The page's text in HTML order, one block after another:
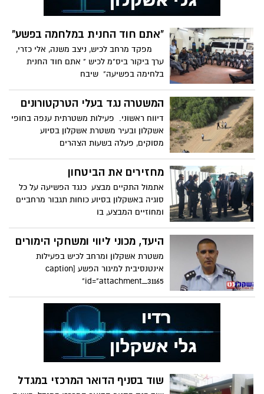
"אתם חוד החנית במלחמה בפשע"
מפקד מרחב לכיש, ניצב משנה, אלי כזרי,
ערך ביקור ביס"מ לכיש " אתם חוד החנית
בלחימה בפשיעה" שיבח
המשטרה נגד בעלי הטרקטורונים
דיווח ראשוני. פעילות משטרתית ענפה בחופי
אשקלון ובעיר משטרת אשקלון בסיוע
מסוקים, פעלה בשעות הצהרים
מחזירים את הביטחון
אתמול התקיים מבצע כנגד הפשיעה על כל
סוגיה באשקלון בסיוע כוחות תגבור מרחביים
ומחוזיים המבצע, בו
היעד, מכוני ליווי ומשחקי הימורים
משטרת אשקלון ומרחב לכיש בפעילות
אינטנסיבית למיגור הפשע [caption
id="attachment_31165"
שוד בסניף הדואר המרכזי במגדל